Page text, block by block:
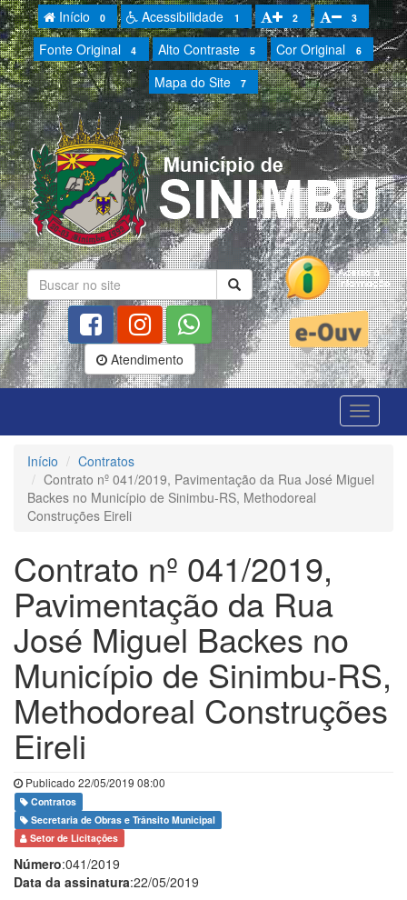
Início 0 Acessibilidade 1 2 3
Fonte Original 4 Alto Contraste 5 Cor Original 6
Mapa do Site 7
Atendimento
Início
Contratos
Contrato nº 041/2019, Pavimentação da Rua José Miguel
Backes no Município de Sinimbu-RS, Methodoreal
Construções Eireli
Contrato nº 041/2019,
Pavimentação da Rua
José Miguel Backes no
Município de Sinimbu-RS,
Methodoreal Construções
Eireli
Publicado 22/05/2019 08:00
Contratos
Secretaria de Obras e Trânsito Municipal
Setor de Licitações
Número:041/2019
Data da assinatura:22/05/2019